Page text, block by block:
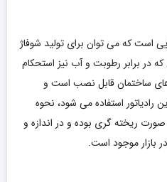
است که می توان برای تولید شوفاژ
که در برابر رطوبت و آب نیز استحکام
های ساختمان قابل نصب است و
رادیاتور استفاده می شود، نحوه
ریخته گری بوده و در اندازه و
بازار موجود است.